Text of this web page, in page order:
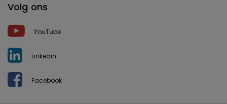
Volg ons
YouTube
Linkedin
Facebook